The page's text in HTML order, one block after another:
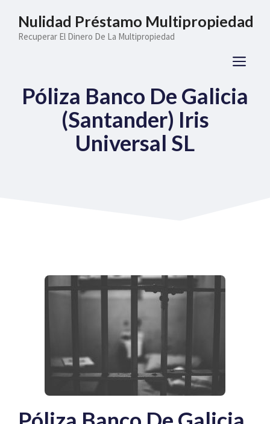
contenido
Nulidad Préstamo Multipropiedad
Recuperar El Dinero De La Multipropiedad
Póliza Banco De Galicia
(Santander) Iris
Universal SL